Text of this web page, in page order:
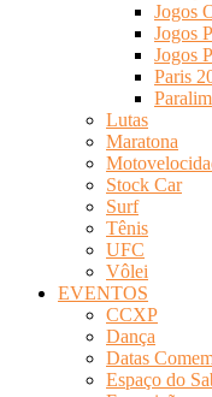
Jogos
Jogos
Jogos
Paris
Lutas
Maratona
Stock Car
Surf
Tênis
UFC
Vôlei
EVENTOS
CCXP
Dança
Datas
Espaço do